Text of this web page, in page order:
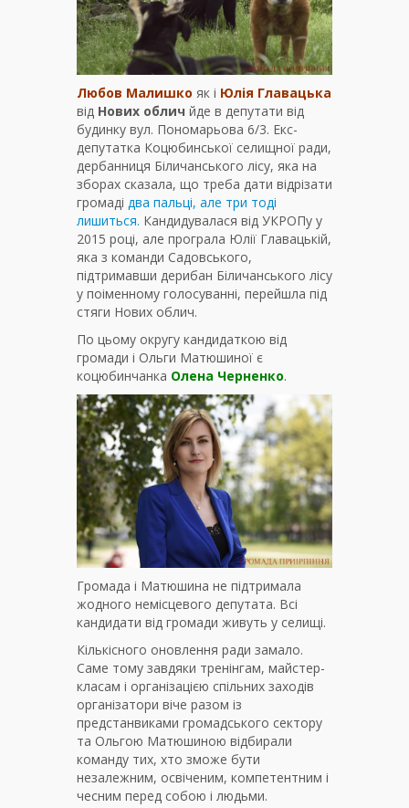
Любов Малишко як і Юлія Главацька
від Нових облич йде в депутати від
будинку вул. Пономарьова 6/3. Екс-
депутатка Коцюбинської селищної ради,
дербанниця Біличанського лісу, яка на
зборах сказала, що треба дати відрізати
громаді два пальці, але три тоді
лишиться. Кандидувалася від УКРОПу у
2015 році, але програла Юлії Главацькій,
яка з команди Садовського,
підтримавши дерибан Біличанського лісу
у поіменному голосуванні, перейшла під
стяги Нових облич.
По цьому округу кандидаткою від
громади і Ольги Матюшиної є
коцюбинчанка Олена Черненко.
Громада і Матюшина не підтримала
жодного немісцевого депутата. Всі
кандидати від громади живуть у селищі.
Кількісного оновлення ради замало.
Саме тому завдяки тренінгам, майстер-
класам і організацією спільних заходів
організатори віче разом із
предстанвиками громадського сектору
та Ольгою Матюшиною відбирали
команду тих, хто зможе бути
незалежним, освіченим, компетентним і
чесним перед собою і людьми.